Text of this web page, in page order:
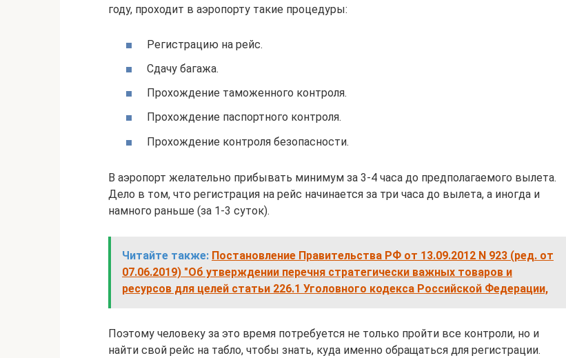
году, проходит в аэропорту такие процедуры:
Регистрацию на рейс.
Сдачу багажа.
Прохождение таможенного контроля.
Прохождение паспортного контроля.
Прохождение контроля безопасности.
В аэропорт желательно прибывать минимум за 3-4 часа до предполагаемого вылета.
Дело в том, что регистрация на рейс начинается за три часа до вылета, а иногда и
намного раньше (за 1-3 суток).
Читайте также: Постановление Правительства РФ от 13.09.2012 N 923 (ред. от
07.06.2019) "Об утверждении перечня стратегически важных товаров и
ресурсов для целей статьи 226.1 Уголовного кодекса Российской Федерации,
Поэтому человеку за это время потребуется не только пройти все контроли, но и
найти свой рейс на табло, чтобы знать, куда именно обращаться для регистрации.